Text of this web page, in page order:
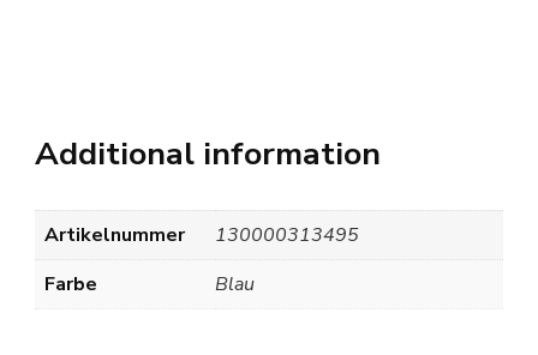
Additional information
Artikelnummer
130000313495
Farbe
Blau